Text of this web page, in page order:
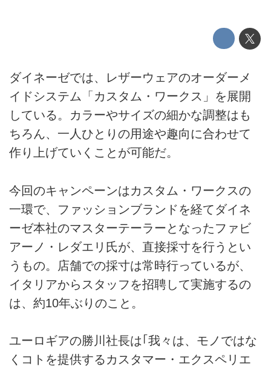
ダイネーゼでは、レザーウェアのオーダーメ
イドシステム「カスタム・ワークス」を展開
している。カラーやサイズの細かな調整はも
ちろん、一人ひとりの用途や趣向に合わせて
作り上げていくことが可能だ。
今回のキャンペーンはカスタム・ワークスの
一環で、ファッションブランドを経てダイネ
ーゼ本社のマスターテーラーとなったファビ
アーノ・レダエリ氏が、直接採寸を行うとい
うもの。店舗での採寸は常時行っているが、
イタリアからスタッフを招聘して実施するの
は、約10年ぶりのこと。
ユーロギアの勝川社長は｢我々は、モノではな
くコトを提供するカスタマー・エクスペリエ